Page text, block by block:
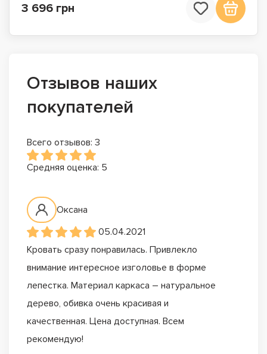
3 696 грн
Отзывов наших
покупателей
Всего отзывов: 3
Средняя оценка: 5
Оксана
05.04.2021
Кровать сразу понравилась. Привлекло
внимание интересное изголовье в форме
лепестка. Материал каркаса – натуральное
дерево, обивка очень красивая и
качественная. Цена доступная. Всем
рекомендую!